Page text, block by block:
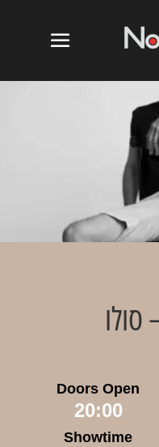
סולו
Doors Open
20:00
Showtime